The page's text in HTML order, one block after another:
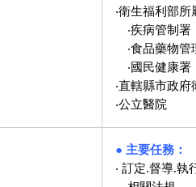
‧衛生福利部所
‧疾病管制署
‧食品藥物管
‧國民健康署
‧直轄縣市政
‧公立醫院
● 主要任務：
‧ 訂定.督導.執